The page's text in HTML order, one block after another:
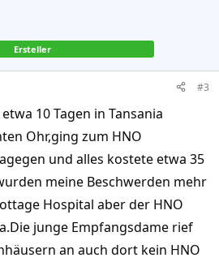
Ersteller
#3
10 Tagen in Tansania
Ohr,ging zum HNO
und alles kostete etwa 35
meine Beschwerden mehr
Hospital aber der HNO
junge Empfangsdame rief
an auch dort kein HNO